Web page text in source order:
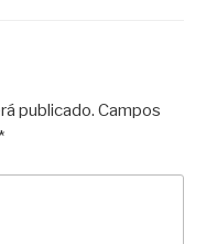
publicado. Campos
*